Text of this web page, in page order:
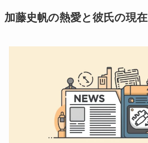
加藤史帆の熱愛と彼氏の現在